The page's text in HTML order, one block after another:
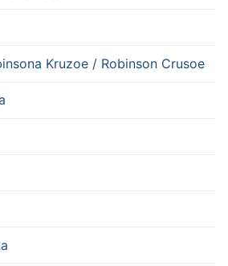
Kruzoe / Robinson Crusoe